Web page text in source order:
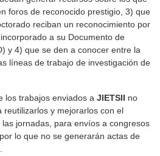
foros de reconocido prestigio, 3) que
reciban un reconocimiento por
a su Documento de
y 4) que se den a conocer entre la
líneas de trabajo de investigación de
los trabajos enviados a JIETSII no
y mejorarlos con el
jornadas, para envíos a congresos
lo que no se generarán actas de